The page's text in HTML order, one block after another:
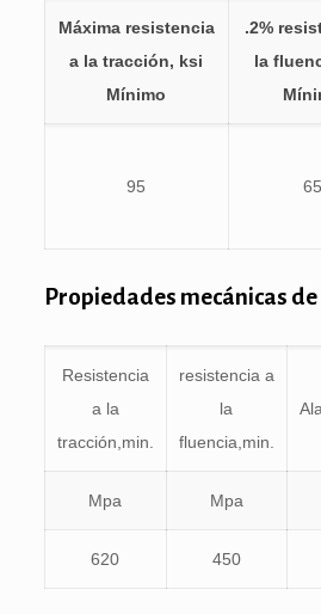
Máxima resistencia
a la tracción, ksi
Mínimo
.2%
la
95 65
Propiedades mecánicas de
Resistencia
a la
tracción,min.
resistencia a
la
fluencia,min.
Mpa Mpa
620 450